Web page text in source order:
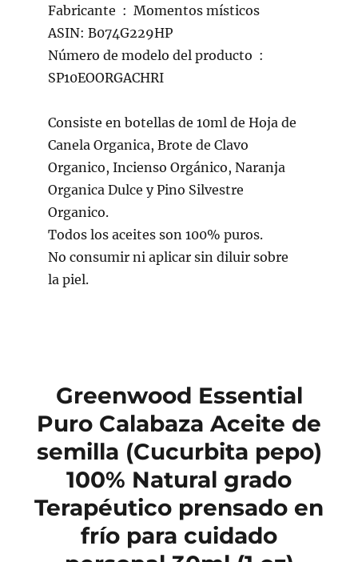
Fabricante ‏ : ‎ Momentos místicos
ASIN: B074G229HP
Número de modelo del producto ‏ :
SP10EOORGACHRI
Consiste en botellas de 10ml de Hoja de
Canela Organica, Brote de Clavo
Organico, Incienso Orgánico, Naranja
Organica Dulce y Pino Silvestre
Organico.
Todos los aceites son 100% puros.
No consumir ni aplicar sin diluir sobre
la piel.
Greenwood Essential
Puro Calabaza Aceite de
semilla (Cucurbita pepo)
100% Natural grado
Terapéutico prensado en
frío para cuidado